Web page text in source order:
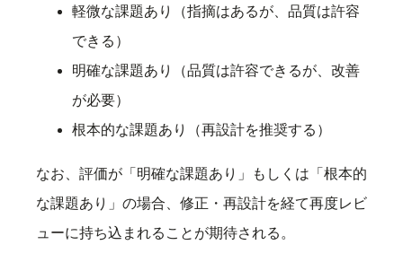
軽微な課題あり（指摘はあるが、品質は許容
できる）
明確な課題あり（品質は許容できるが、改善
が必要）
根本的な課題あり（再設計を推奨する）
なお、評価が「明確な課題あり」もしくは「根本的
な課題あり」の場合、修正・再設計を経て再度レビ
ューに持ち込まれることが期待される。